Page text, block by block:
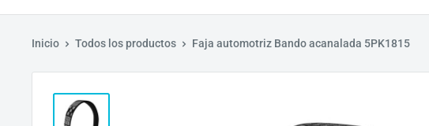
Inicio Todos los productos Faja automotriz Bando acanalada 5PK1815